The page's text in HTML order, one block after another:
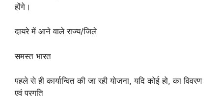
होंगे।
दायरे में आने वाले राज्‍य/जिले
समस्‍त भारत
पहले से ही कार्यान्वित की जा रही योजना, यदि कोई हो, का विवरण
एवं प्रगति